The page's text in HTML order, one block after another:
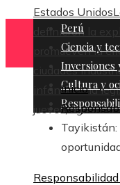
Estados Unidos
definieron la
promueven la
ciudades
infantil en la
jueves, agosto 6
Perú
Ciencia y
Inversiones
Cultura y
Inicio
Tayikistán: